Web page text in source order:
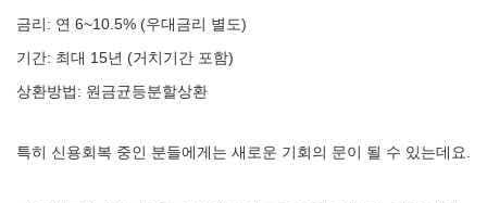
금리: 연 6~10.5% (우대금리 별도)
기간: 최대 15년 (거치기간 포함)
상환방법: 원금균등분할상환
특히 신용회복 중인 분들에게는 새로운 기회의 문이 될 수 있는데요.